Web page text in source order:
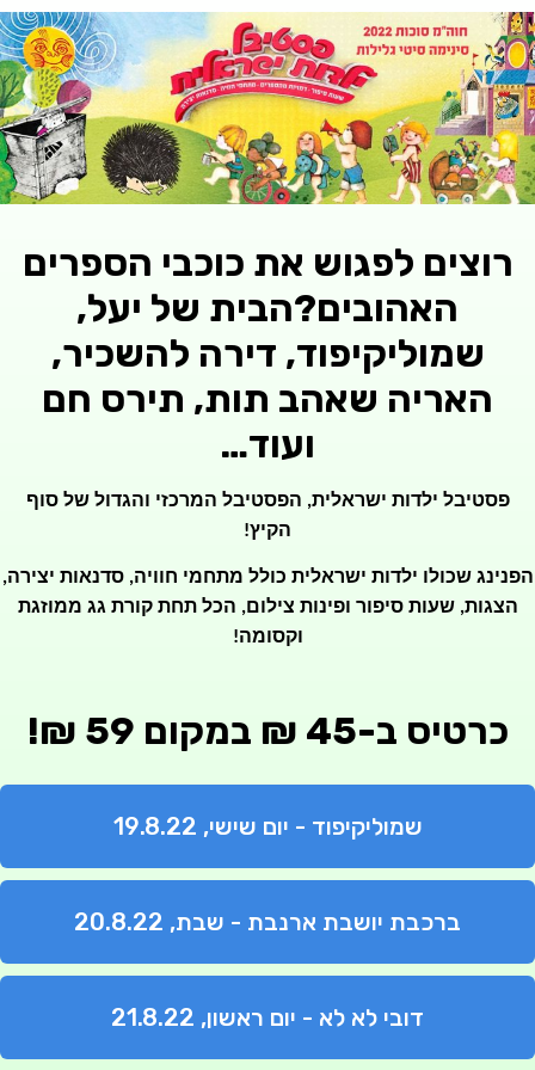
רוצים לפגוש את כוכבי הספרים
האהובים?הבית של יעל,
שמוליקיפוד, דירה להשכיר,
האריה שאהב תות, תירס חם
ועוד…
פסטיבל ילדות ישראלית, הפסטיבל המרכזי והגדול של סוף
הקיץ!
הפנינג שכולו ילדות ישראלית כולל מתחמי חוויה, סדנאות יצירה,
הצגות, שעות סיפור ופינות צילום, הכל תחת קורת גג ממוזגת
וקסומה!
כרטיס ב-45 ₪ במקום 59 ₪
!
שמוליקיפוד - יום שישי, 19.8.22
ברכבת יושבת ארנבת - שבת, 20.8.22
דובי לא לא - יום ראשון, 21.8.22